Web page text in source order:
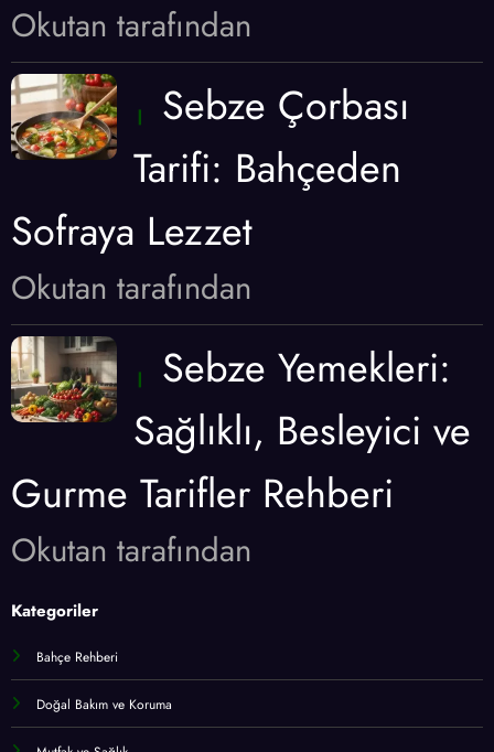
Okutan tarafından
Sebze Çorbası
Tarifi: Bahçeden
Sofraya Lezzet
Okutan tarafından
Sebze Yemekleri:
Sağlıklı, Besleyici ve
Gurme Tarifler Rehberi
Okutan tarafından
Kategoriler
Bahçe Rehberi
Doğal Bakım ve Koruma